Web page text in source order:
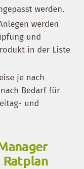
werden.
werden
und
in der Liste
je nach
Bedarf für
und